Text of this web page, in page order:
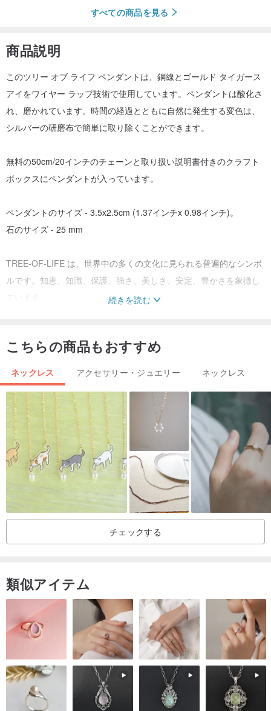
すべての商品を見る
商品説明
このツリー オブ ライフ ペンダントは、銅線とゴールド タイガース
アイをワイヤー ラップ技術で使用しています。ペンダントは酸化さ
れ、磨かれています。時間の経過とともに自然に発生する変色は、
シルバーの研磨布で簡単に取り除くことができます。
無料の50cm/20インチのチェーンと取り扱い説明書付きのクラフト
ボックスにペンダントが入っています。
ペンダントのサイズ - 3.5x2.5cm (1.37インチx 0.98インチ)。
石のサイズ - 25 mm
TREE-OF-LIFE は、世界中の多くの文化に見られる普遍的なシンボ
ルです。知恵、知識、保護、強さ、美しさ、安定、豊かさを象徴し
ています。
の両方で大いに役立ちます。
!実際の色は、モニターの設定に依存し、私の管理下にないため、デ
ィスプレイ上の外観とは若干異なる場合があります。
ご不明な点がございましたら、メッセージをお送りください。喜ん
でお手伝いさせていただきます。
お越し頂きありがとうございます！
敬具、
続きを読む
こちらの商品もおすすめ
ネックレス アクセサリー・ジュエリー ネックレス
チェックする
類似アイテム